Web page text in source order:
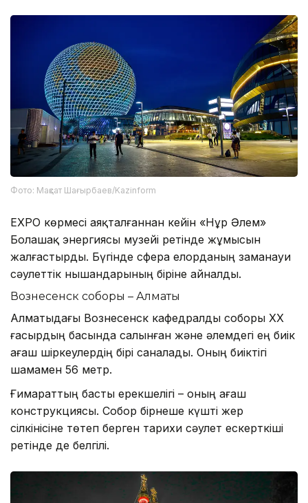
Фото: Мақсат Шағырбаев/Kazinform
EXPO көрмесі аяқталғаннан кейін «Нұр Әлем»
Болашақ энергиясы музейі ретінде жұмысын
жалғастырды. Бүгінде сфера елорданың заманауи
сәулеттік нышандарының біріне айналды.
Вознесенск соборы – Алматы
Алматыдағы Вознесенск кафедралды соборы ХХ
ғасырдың басында салынған және әлемдегі ең биік
ағаш шіркеулердің бірі саналады. Оның биіктігі
шамамен 56 метр.
Ғимараттың басты ерекшелігі – оның ағаш
конструкциясы. Собор бірнеше күшті жер
сілкінісіне төтеп берген тарихи сәулет ескерткіші
ретінде де белгілі.